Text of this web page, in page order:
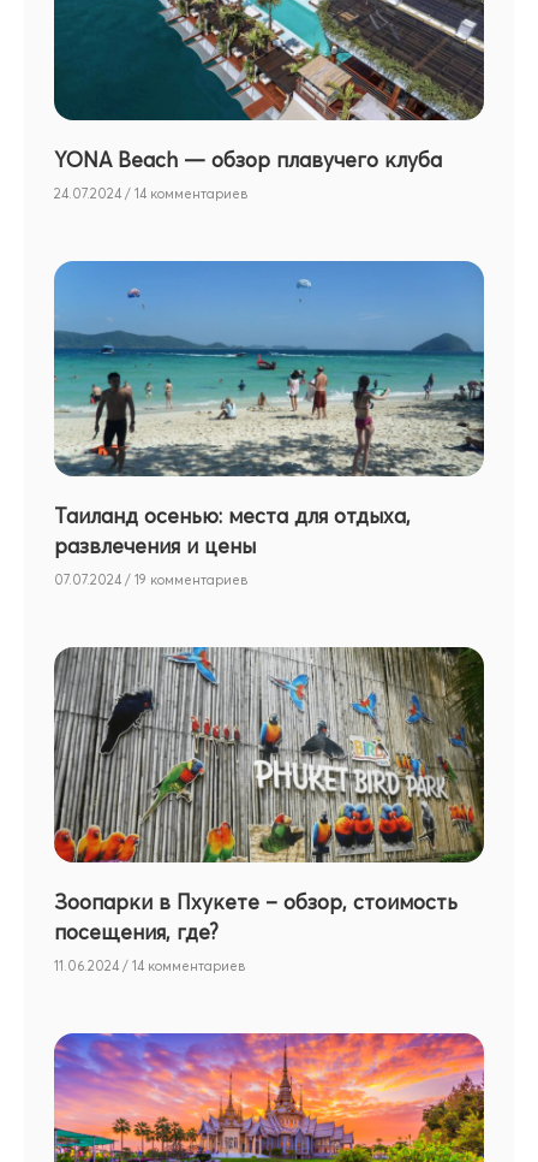
YONA Beach — обзор плавучего клуба
24.07.2024 14 комментариев
Таиланд осенью: места для отдыха,
развлечения и цены
07.07.2024 19 комментариев
Зоопарки в Пхукете – обзор, стоимость
посещения, где?
11.06.2024 14 комментариев